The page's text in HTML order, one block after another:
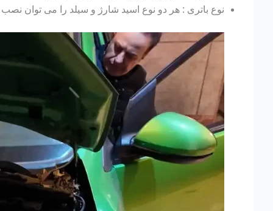
نوع باتری : هر دو نوع اسید شارژ و سیلد را می توان